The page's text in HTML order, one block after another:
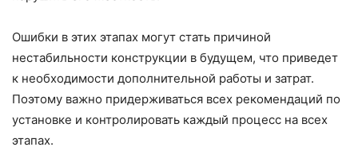
Ошибки в этих этапах могут стать причиной
нестабильности конструкции в будущем, что приведет
к необходимости дополнительной работы и затрат.
Поэтому важно придерживаться всех рекомендаций по
установке и контролировать каждый процесс на всех
этапах.